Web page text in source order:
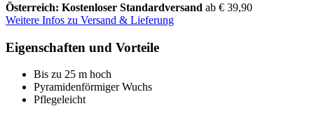
Österreich: Kostenloser Standardversand ab € 39,90
Weitere Infos zu Versand & Lieferung
Eigenschaften und Vorteile
Bis zu 25 m hoch
Pyramidenförmiger Wuchs
Pflegeleicht